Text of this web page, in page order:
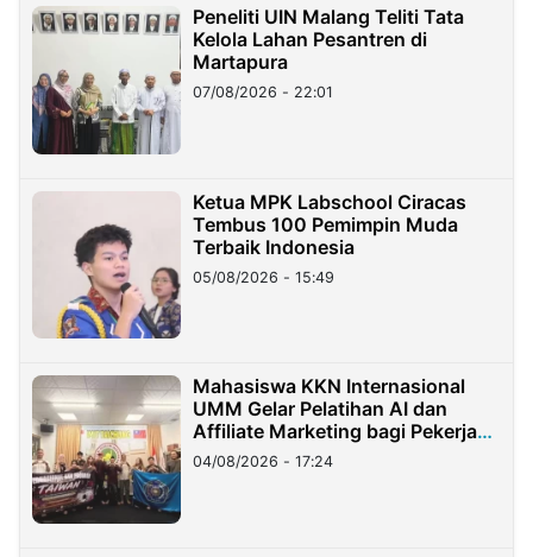
Peneliti UIN Malang Teliti Tata
Kelola Lahan Pesantren di
Martapura
07/08/2026 - 22:01
Ketua MPK Labschool Ciracas
Tembus 100 Pemimpin Muda
Terbaik Indonesia
05/08/2026 - 15:49
Mahasiswa KKN Internasional
UMM Gelar Pelatihan AI dan
Affiliate Marketing bagi Pekerja
Migran Indonesia di Taiwan
04/08/2026 - 17:24